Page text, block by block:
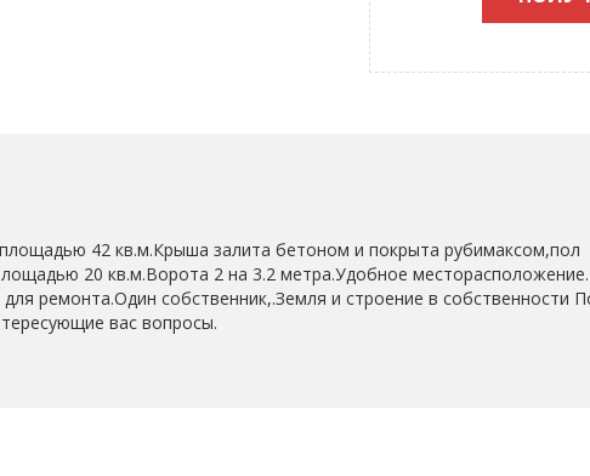
42 кв.м.Крыша залита бетоном и покрыта рубимаксом,пол
20 кв.м.Ворота 2 на 3.2 метра.Удобное
ремонта.Один собственник,.Земля и строение в собственности
вас вопросы.